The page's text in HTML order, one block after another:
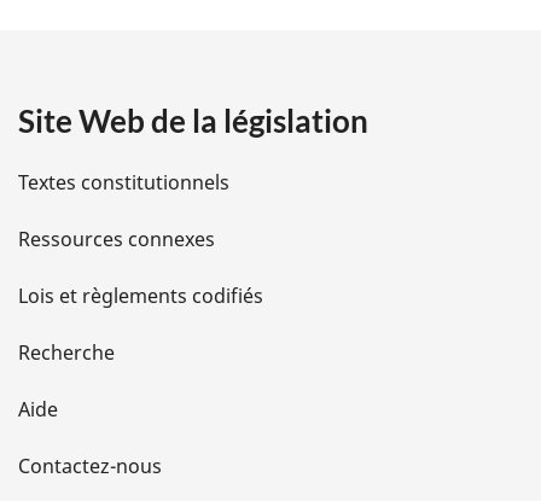
i
l
s
d
e
l
Site Web de la législation
Textes constitutionnels
Ressources connexes
Lois et règlements codifiés
Recherche
Aide
Contactez-nous